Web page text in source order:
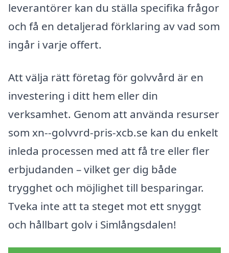
leverantörer kan du ställa specifika frågor
och få en detaljerad förklaring av vad som
ingår i varje offert.
Att välja rätt företag för golvvård är en
investering i ditt hem eller din
verksamhet. Genom att använda resurser
som xn--golvvrd-pris-xcb.se kan du enkelt
inleda processen med att få tre eller fler
erbjudanden – vilket ger dig både
trygghet och möjlighet till besparingar.
Tveka inte att ta steget mot ett snyggt
och hållbart golv i Simlångsdalen!